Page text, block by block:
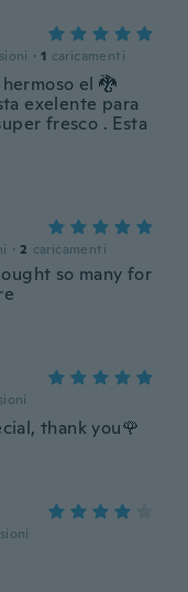
· 1 caricamenti
el 🐉
exelente para
fresco . Esta
· 2 caricamenti
so many for
thank you🌹